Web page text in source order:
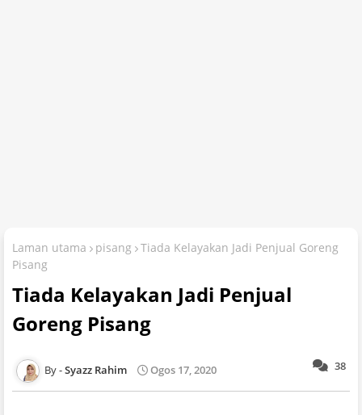
Laman utama pisang
Tiada Kelayakan Jadi Penjual Goreng
Pisang
Tiada Kelayakan Jadi Penjual
Goreng Pisang
38
Syazz Rahim Ogos 17, 2020